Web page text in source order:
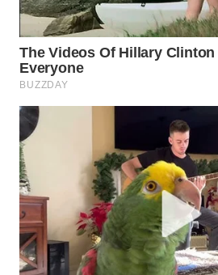
WAHANANEWS
NET
WAHANA
SPORT
WAHANA
SELEB